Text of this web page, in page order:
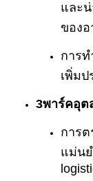
และ
ของอ
การ
เพิ่ม
3พาร์คอุต
การ
แม่น